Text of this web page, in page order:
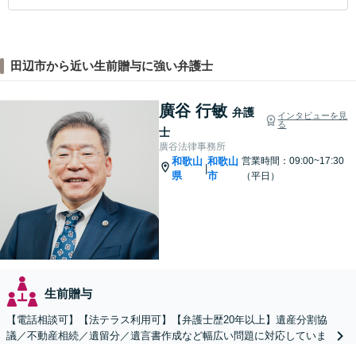
田辺市から近い生前贈与に強い弁護士
廣谷 行敏 弁護
士
インタビューを見
る
廣谷法律事務所
和歌山
県
|
和歌山
市
営業時間：09:00~17:30
（平日）
生前贈与
【電話相談可】【法テラス利用可】【弁護士歴20年以上】遺産分割協
議／不動産相続／遺留分／遺言書作成など幅広い問題に対応していま